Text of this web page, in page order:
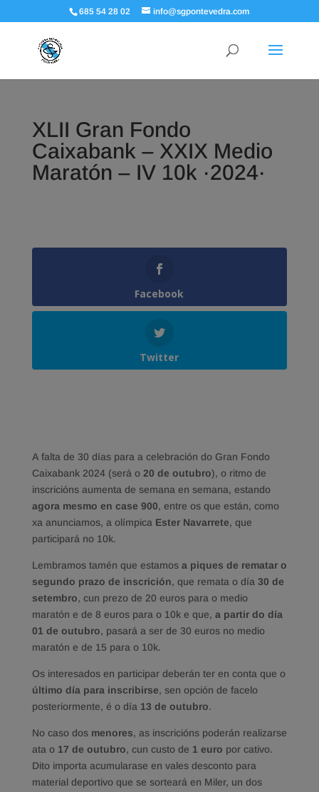
685 54 28 02 info@sgpontevedra.com
XLII Gran Fondo
Caixabank – XXIX Medio
Maratón – IV 10k ·2024·
Facebook
Twitter
A falta de 30 días para a celebración do Gran Fondo
Caixabank 2024 (será o 20 de outubro), o ritmo de
inscricións aumenta de semana en semana, estando
agora mesmo en case 900, entre os que están, como
xa anunciamos, a olímpica Ester Navarrete, que
participará no 10k.
Lembramos tamén que estamos a piques de rematar o
segundo prazo de inscrición, que remata o día 30 de
setembro, cun prezo de 20 euros para o medio
maratón e de 8 euros para o 10k e que, a partir do día
01 de outubro, pasará a ser de 30 euros no medio
maratón e de 15 para o 10k.
Os interesados en participar deberán ter en conta que o
último día para inscribirse, sen opción de facelo
posteriormente, é o día 13 de outubro.
No caso dos menores, as inscricións poderán realizarse
ata o 17 de outubro, cun custo de 1 euro por cativo.
Dito importa acumularase en vales desconto para
material deportivo que se sorteará en Miler, un dos